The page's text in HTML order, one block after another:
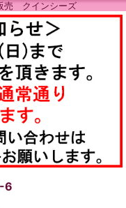
売 クインシーズ
6